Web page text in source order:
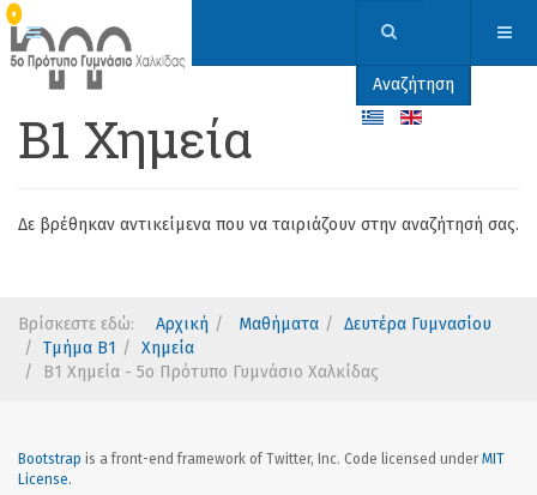
Αναζήτηση
Β1 Χημεία
Δε βρέθηκαν αντικείμενα που να ταιριάζουν στην αναζήτησή σας.
Βρίσκεστε εδώ: Αρχική Μαθήματα
Δευτέρα Γυμνασίου
Τμήμα Β1
Χημεία
Β1 Χημεία - 5ο Πρότυπο Γυμνάσιο Χαλκίδας
Bootstrap is a front-end framework of Twitter, Inc. Code licensed underMIT
License.